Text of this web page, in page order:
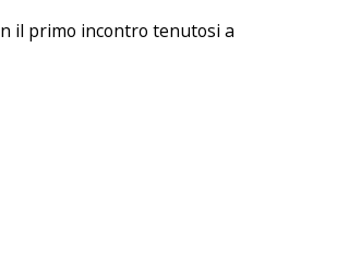
il primo incontro tenutosi a